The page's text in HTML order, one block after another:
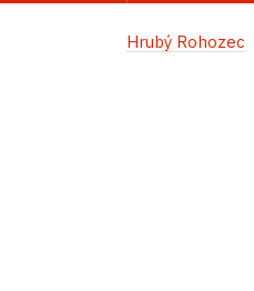
Hrubý Rohozec